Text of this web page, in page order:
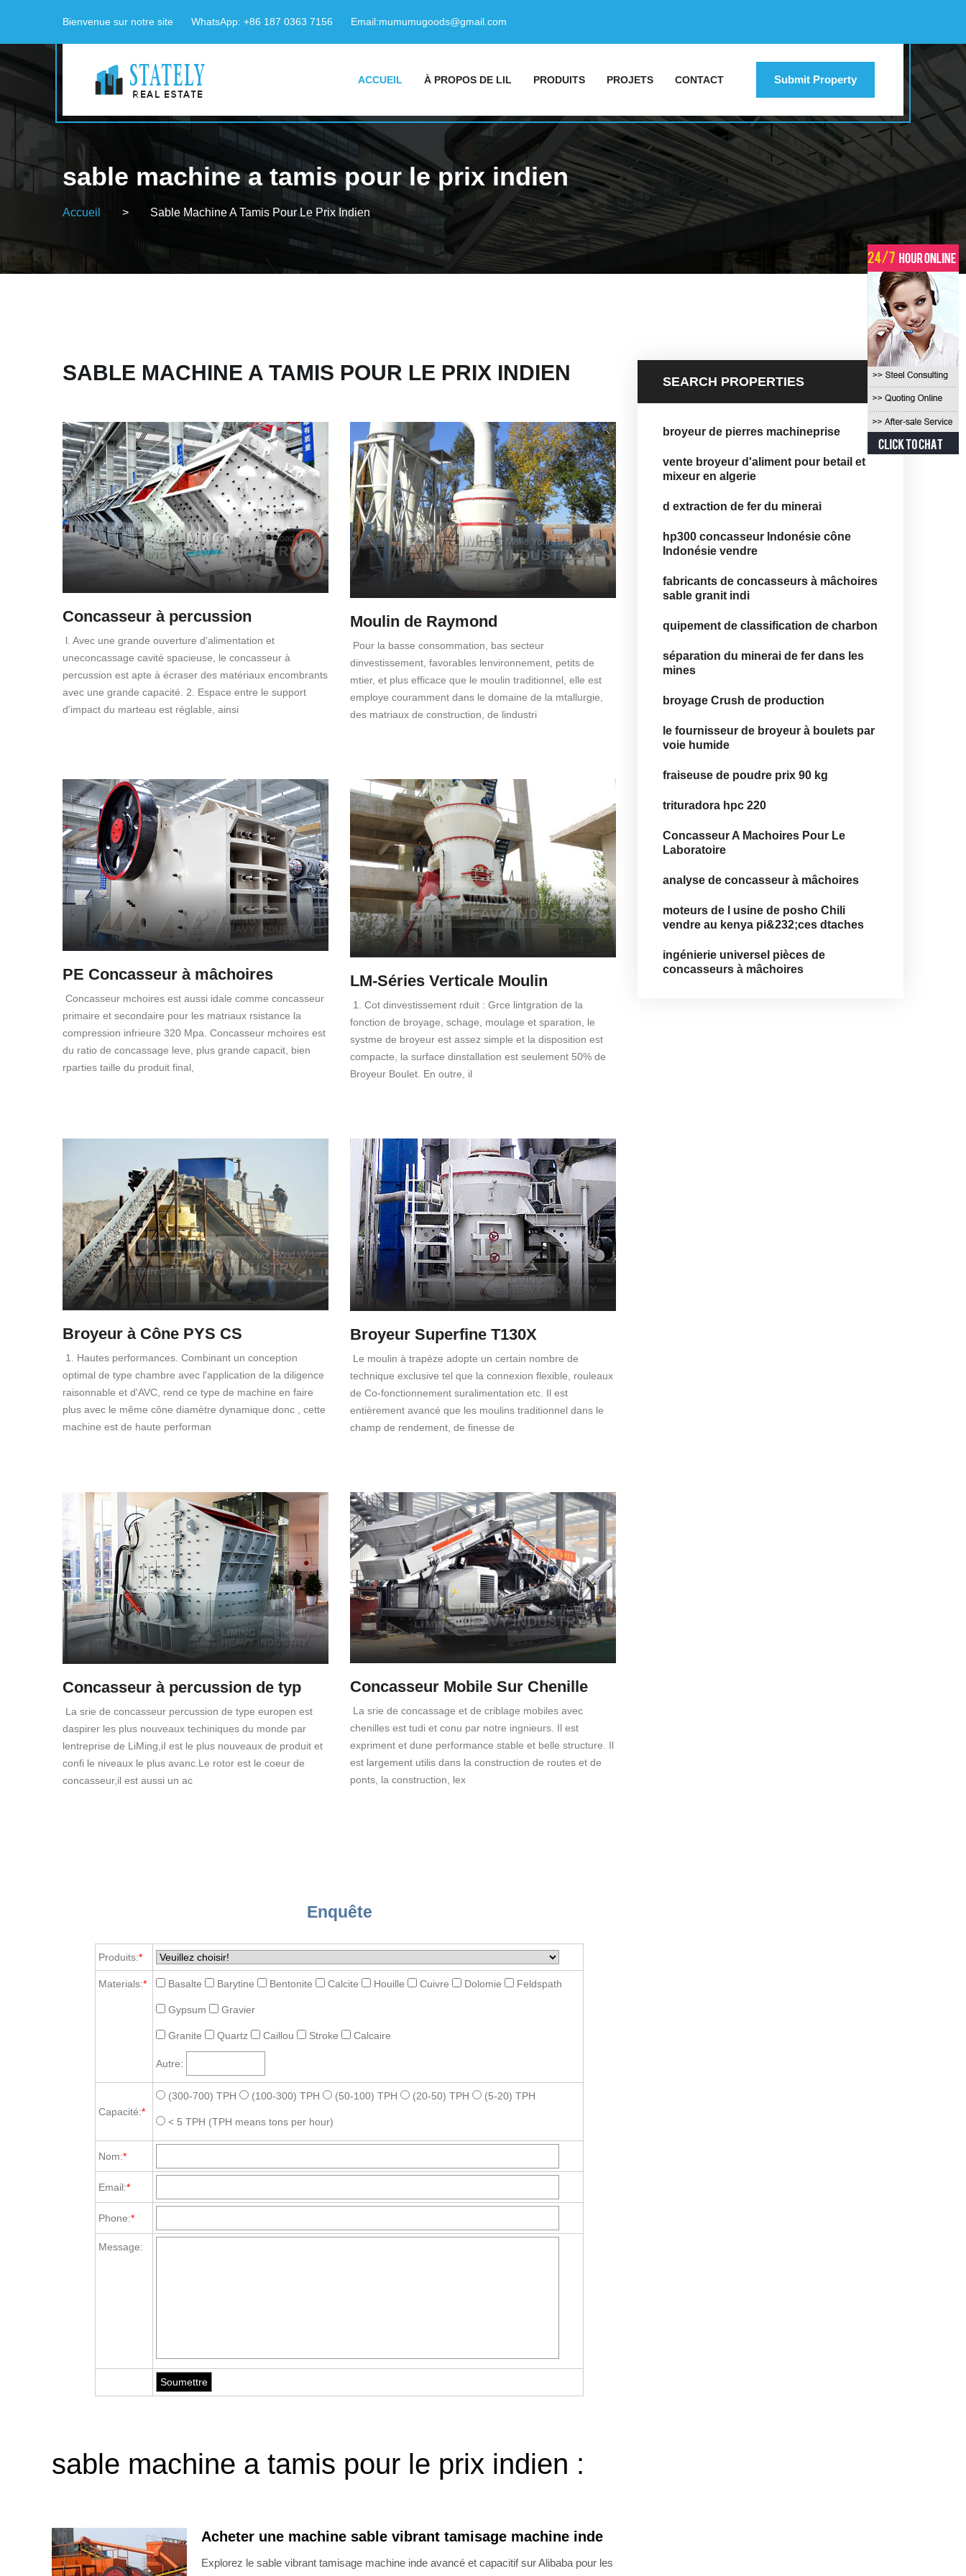
Bienvenue sur notre site WhatsApp: +86 187 0363 7156 Email:mumumugoods@gmail.com
ACCUEIL À PROPOS DE LIL PRODUITS PROJETS CONTACT Submit Property
sable machine a tamis pour le prix indien
Accueil > Sable Machine A Tamis Pour Le Prix Indien
SABLE MACHINE A TAMIS POUR LE PRIX INDIEN
Concasseur à percussion
l. Avec une grande ouverture d'alimentation et
uneconcassage cavité spacieuse, le concasseur à
percussion est apte à écraser des matériaux encombrants
avec une grande capacité. 2. Espace entre le support
d'impact du marteau est réglable, ainsi
Moulin de Raymond
Pour la basse consommation, bas secteur
dinvestissement, favorables lenvironnement, petits de
mtier, et plus efficace que le moulin traditionnel, elle est
employe couramment dans le domaine de la mtallurgie,
des matriaux de construction, de lindustri
PE Concasseur à mâchoires
Concasseur mchoires est aussi idale comme concasseur
primaire et secondaire pour les matriaux rsistance la
compression infrieure 320 Mpa. Concasseur mchoires est
du ratio de concassage leve, plus grande capacit, bien
rparties taille du produit final,
LM-Séries Verticale Moulin
1. Cot dinvestissement rduit : Grce lintgration de la
fonction de broyage, schage, moulage et sparation, le
systme de broyeur est assez simple et la disposition est
compacte, la surface dinstallation est seulement 50% de
Broyeur Boulet. En outre, il
Broyeur à Cône PYS CS
1. Hautes performances. Combinant un conception
optimal de type chambre avec l'application de la diligence
raisonnable et d'AVC, rend ce type de machine en faire
plus avec le même cône diamètre dynamique donc , cette
machine est de haute performan
Broyeur Superfine T130X
Le moulin à trapèze adopte un certain nombre de
technique exclusive tel que la connexion flexible, rouleaux
de Co-fonctionnement suralimentation etc. Il est
entièrement avancé que les moulins traditionnel dans le
champ de rendement, de finesse de
Concasseur à percussion de typ
La srie de concasseur percussion de type europen est
daspirer les plus nouveaux techiniques du monde par
lentreprise de LiMing,iI est le plus nouveaux de produit et
confi le niveaux le plus avanc.Le rotor est le coeur de
concasseur,il est aussi un ac
Concasseur Mobile Sur Chenille
La srie de concassage et de criblage mobiles avec
chenilles est tudi et conu par notre ingnieurs. Il est
expriment et dune performance stable et belle structure. Il
est largement utilis dans la construction de routes et de
ponts, la construction, lex
Enquête
Produits:*
Materials:* Basalte Barytine Bentonite Calcite Houille Cuivre Dolomie Feldspath
Gypsum Gravier
Granite Quartz Caillou Stroke Calcaire
Autre:
Capacité:*
(300-700) TPH (100-300) TPH (50-100) TPH (20-50) TPH (5-20) TPH
< 5 TPH (TPH means tons per hour)
Nom:*
Email:*
Phone:*
Message:
sable machine a tamis pour le prix indien :
Acheter une machine sable vibrant tamisage machine inde
Explorez le sable vibrant tamisage machine inde avancé et capacitif sur Alibaba pour les
SEARCH PROPERTIES
broyeur de pierres machineprise
vente broyeur d'aliment pour betail et
mixeur en algerie
d extraction de fer du minerai
hp300 concasseur Indonésie cône
Indonésie vendre
fabricants de concasseurs à mâchoires
sable granit indi
quipement de classification de charbon
séparation du minerai de fer dans les
mines
broyage Crush de production
le fournisseur de broyeur à boulets par
voie humide
fraiseuse de poudre prix 90 kg
trituradora hpc 220
Concasseur A Machoires Pour Le
Laboratoire
analyse de concasseur à mâchoires
moteurs de l usine de posho Chili
vendre au kenya pi&232;ces dtaches
ingénierie universel pièces de
concasseurs à mâchoires